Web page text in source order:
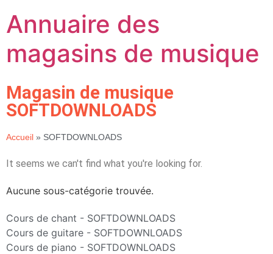
Annuaire des
magasins de musique
Magasin de musique
SOFTDOWNLOADS
Accueil » SOFTDOWNLOADS
It seems we can't find what you're looking for.
Aucune sous-catégorie trouvée.
Cours de chant - SOFTDOWNLOADS
Cours de guitare - SOFTDOWNLOADS
Cours de piano - SOFTDOWNLOADS